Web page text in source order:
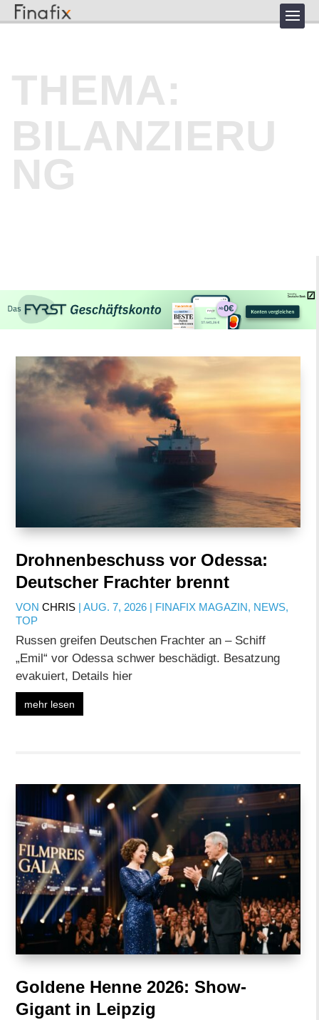
THEMA:
BILANZIERU
NG
Drohnenbeschuss vor Odessa:
Deutscher Frachter brennt
VONCHRIS |AUG. 7, 2026 | FINAFIX MAGAZIN, NEWS,
TOP
Russen greifen Deutschen Frachter an – Schiff
„Emil“ vor Odessa schwer beschädigt. Besatzung
evakuiert, Details hier
mehr lesen
Goldene Henne 2026: Show-
Gigant in Leipzig